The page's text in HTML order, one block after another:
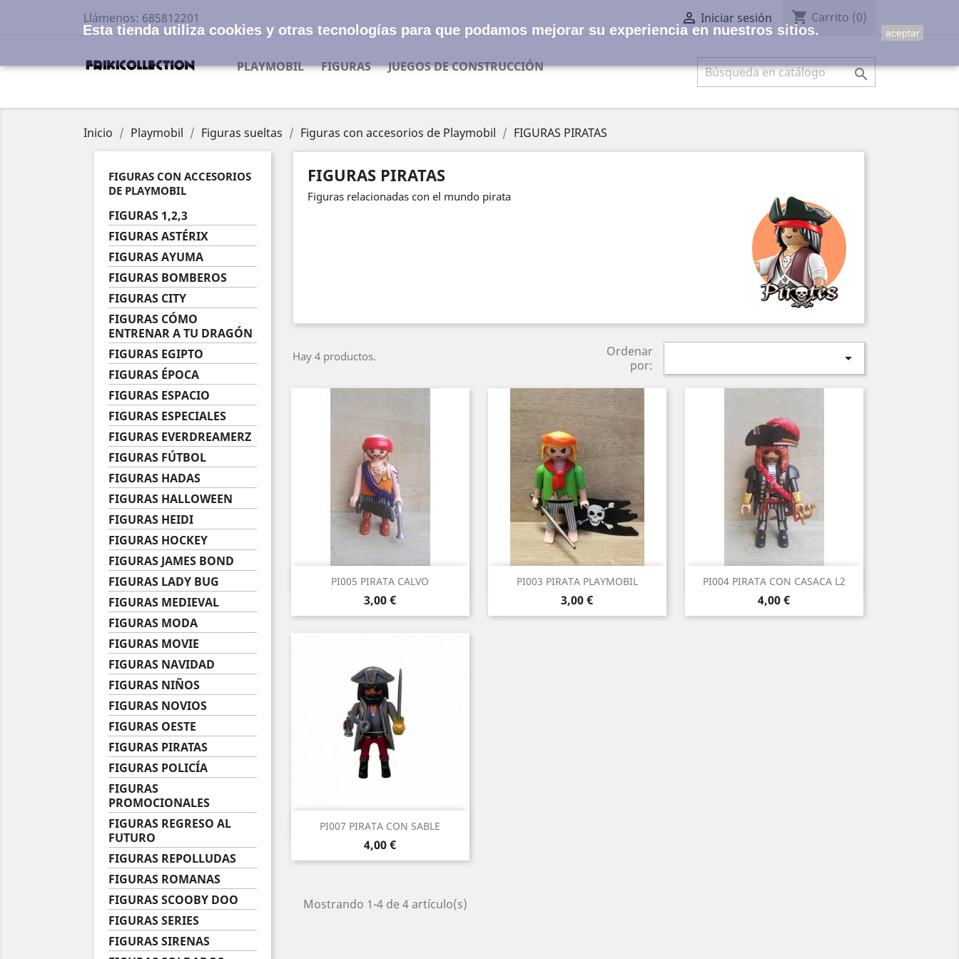
Llámenos: 685812201  Iniciar sesión shopping_cart Carrito (0)
PLAYMOBIL FIGURAS JUEGOS DE CONSTRUCCIÓN 
Inicio Playmobil Figuras sueltas Figuras con accesorios de Playmobil FIGURAS PIRATAS
FIGURAS CON ACCESORIOS
DE PLAYMOBIL
FIGURAS 1,2,3
FIGURAS ASTÉRIX
FIGURAS AYUMA
FIGURAS BOMBEROS
FIGURAS CITY
FIGURAS CÓMO
ENTRENAR A TU DRAGÓN
FIGURAS EGIPTO
FIGURAS ÉPOCA
FIGURAS ESPACIO
FIGURAS ESPECIALES
FIGURAS EVERDREAMERZ
FIGURAS FÚTBOL
FIGURAS HADAS
FIGURAS HALLOWEEN
FIGURAS HEIDI
FIGURAS HOCKEY
FIGURAS JAMES BOND
FIGURAS LADY BUG
FIGURAS MEDIEVAL
FIGURAS MODA
FIGURAS MOVIE
FIGURAS NAVIDAD
FIGURAS NIÑOS
FIGURAS NOVIOS
FIGURAS OESTE
FIGURAS PIRATAS
FIGURAS POLICÍA
FIGURAS
PROMOCIONALES
FIGURAS REGRESO AL
FUTURO
FIGURAS REPOLLUDAS
FIGURAS ROMANAS
FIGURAS SCOOBY DOO
FIGURAS SERIES
FIGURAS SIRENAS
FIGURAS PIRATAS
Figuras relacionadas con el mundo pirata
Hay 4 productos.
Ordenar
por:

PI005 PIRATA CALVO
Precio
3,00 €
Vista rápida PI003 PIRATA PLAYMOBIL
Precio
3,00 €
Vista rápida PI004 PIRATA CON CASACA L2
Precio
4,00 €
Vista rápida
PI007 PIRATA CON SABLE
Precio
4,00 €
Vista rápida
Mostrando 1-4 de 4 artículo(s)
Esta tienda utiliza cookies y otras tecnologías para que podamos mejorar su experiencia en nuestros sitios. aceptar